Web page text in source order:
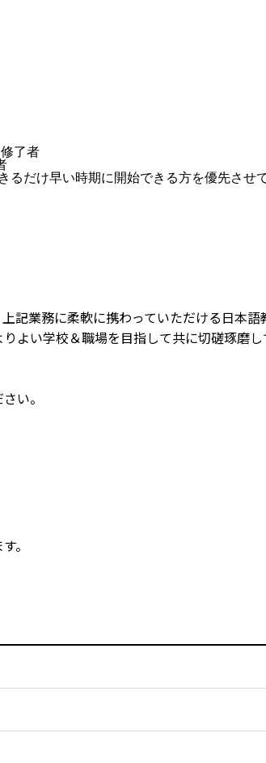
了者
るだけ早い時期に開始できる方を優先させ
記業務に柔軟に携わっていただける日本語
よい学校＆職場を目指して共に切磋琢磨し
い。
。